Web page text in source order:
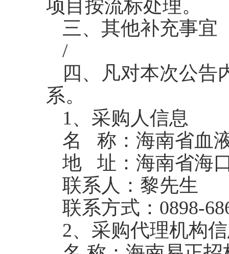
项目按流标处理。
三、其他补充事宜
/
四、凡对本次公告
系。
1、采购人信息
名 称：海南省血
地 址：海南省海
联系人：黎先生
联系方式：0898-
2、采购代理机构